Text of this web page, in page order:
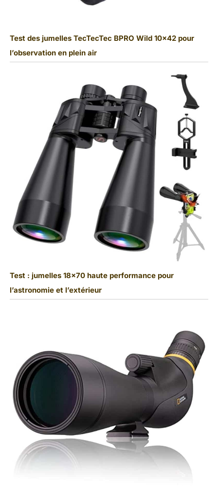
Test des jumelles TecTecTec BPRO Wild 10×42 pour
l’observation en plein air
Test : jumelles 18×70 haute performance pour
l’astronomie et l’extérieur